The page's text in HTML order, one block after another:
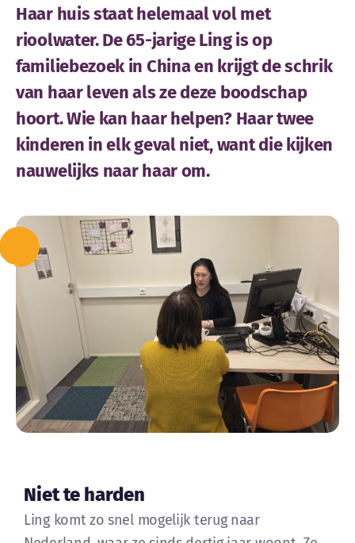
Haar huis staat helemaal vol met
rioolwater. De 65-jarige Ling is op
familiebezoek in China en krijgt de schrik
van haar leven als ze deze boodschap
hoort. Wie kan haar helpen? Haar twee
kinderen in elk geval niet, want die kijken
nauwelijks naar haar om.
Niet te harden
Ling komt zo snel mogelijk terug naar